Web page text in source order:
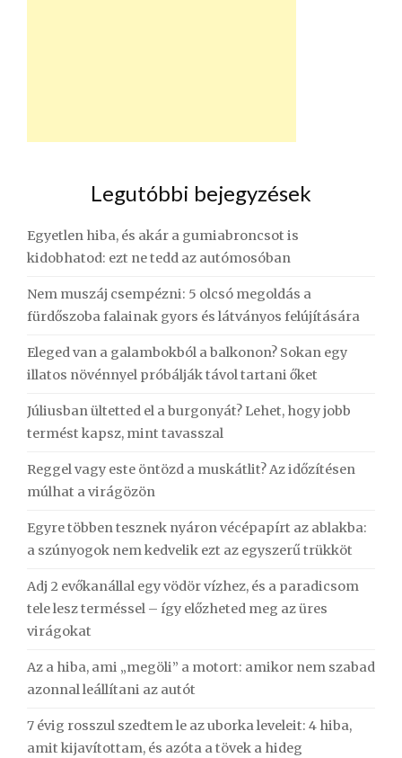
Legutóbbi bejegyzések
Egyetlen hiba, és akár a gumiabroncsot is
kidobhatod: ezt ne tedd az autómosóban
Nem muszáj csempézni: 5 olcsó megoldás a
fürdőszoba falainak gyors és látványos felújítására
Eleged van a galambokból a balkonon? Sokan egy
illatos növénnyel próbálják távol tartani őket
Júliusban ültetted el a burgonyát? Lehet, hogy jobb
termést kapsz, mint tavasszal
Reggel vagy este öntözd a muskátlit? Az időzítésen
múlhat a virágözön
Egyre többen tesznek nyáron vécépapírt az ablakba:
a szúnyogok nem kedvelik ezt az egyszerű trükköt
Adj 2 evőkanállal egy vödör vízhez, és a paradicsom
tele lesz terméssel – így előzheted meg az üres
virágokat
Az a hiba, ami „megöli” a motort: amikor nem szabad
azonnal leállítani az autót
7 évig rosszul szedtem le az uborka leveleit: 4 hiba,
amit kijavítottam, és azóta a tövek a hideg